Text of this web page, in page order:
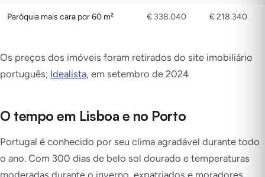
Paróquia mais cara por 60 m² € 338.040 € 218.340
Os preços dos imóveis foram retirados do site imobiliário
português; Idealista, em setembro de 2024
O tempo em Lisboa e no Porto
Portugal é conhecido por seu clima agradável durante todo
o ano. Com 300 dias de belo sol dourado e temperaturas